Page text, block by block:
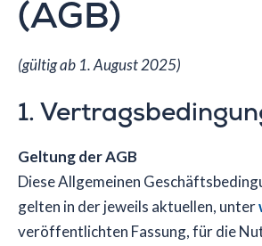
(AGB)
(gültig ab 1. August 2025)
1.
Geltung der AGB
Diese Allgemeinen
gelten in der jeweils aktuellen, unter
veröffentlichten Fassung, für die